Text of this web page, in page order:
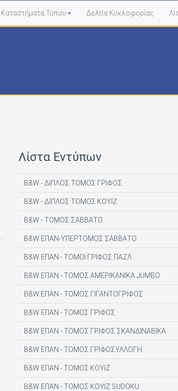
Καταστήματα Τύπου Δελτία Κυκλοφορίας
Λίστα Εντύπων
B&W - ΔΙΠΛΟΣ ΤΟΜΟΣ ΓΡΙΦΟΣ
B&W - ΔΙΠΛΟΣ ΤΟΜΟΣ ΚΟΥΙΖ
B&W - ΤΟΜΟΣ ΣΑΒΒΑΤΟ
B&W ΕΠΑΝ-ΥΠΕΡΤΟΜΟΣ ΣΑΒΒΑΤΟ
B&W ΕΠΑΝ - ΤΟΜΟΙ ΓΡΙΦΟΣ ΠΑΖΛ
B&W ΕΠΑΝ - ΤΟΜΟΣ ΑΜΕΡΙΚΑΝΙΚΑ JUMBO
B&W ΕΠΑΝ - ΤΟΜΟΣ ΓΙΓΑΝΤΟΓΡΙΦΟΣ
B&W ΕΠΑΝ - ΤΟΜΟΣ ΓΡΙΦΟΣ
B&W ΕΠΑΝ - ΤΟΜΟΣ ΓΡΙΦΟΣ ΣΚΑΝΔΙΝΑΒΙΚΑ
B&W ΕΠΑΝ - ΤΟΜΟΣ ΓΡΙΦΟΣΥΛΛΟΓΗ
B&W ΕΠΑΝ - ΤΟΜΟΣ ΚΟΥΙΖ
B&W ΕΠΑΝ - ΤΟΜΟΣ ΚΟΥΙΖ SUDOKU